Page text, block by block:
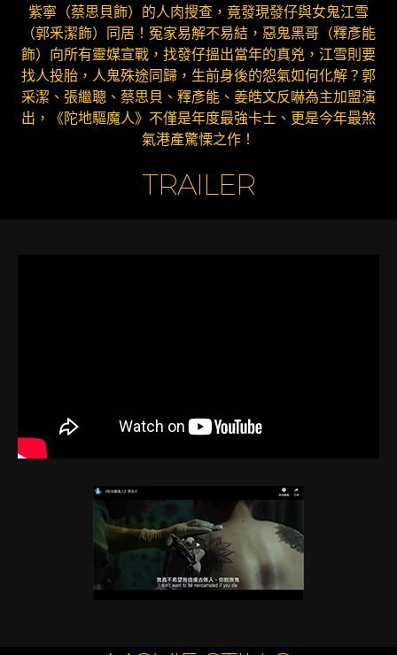
紫寧（蔡思貝飾）的人肉搜查，竟發現發仔與女鬼江雪
（郭釆潔飾）同居！冤家易解不易結，惡鬼黑哥（釋彥能
飾）向所有靈媒宣戰，找發仔搵出當年的真兇，江雪則要
找人投胎，人鬼殊途同歸，生前身後的怨氣如何化解？郭
采潔、張繼聰、蔡思貝、釋彥能、姜皓文反嚇為主加盟演
出，《陀地驅魔人》不僅是年度最強卡士、更是今年最煞
氣港產驚慄之作！
TRAILER